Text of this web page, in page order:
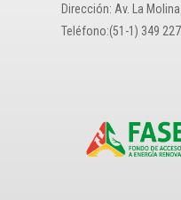
Dirección: Av. La
Teléfono:(51-1) 349